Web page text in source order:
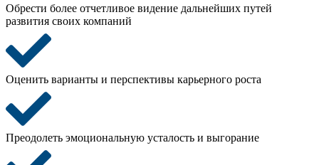
Обрести более отчетливое видение дальнейших путей
развития своих компаний
Оценить варианты и перспективы карьерного роста
Преодолеть эмоциональную усталость и выгорание